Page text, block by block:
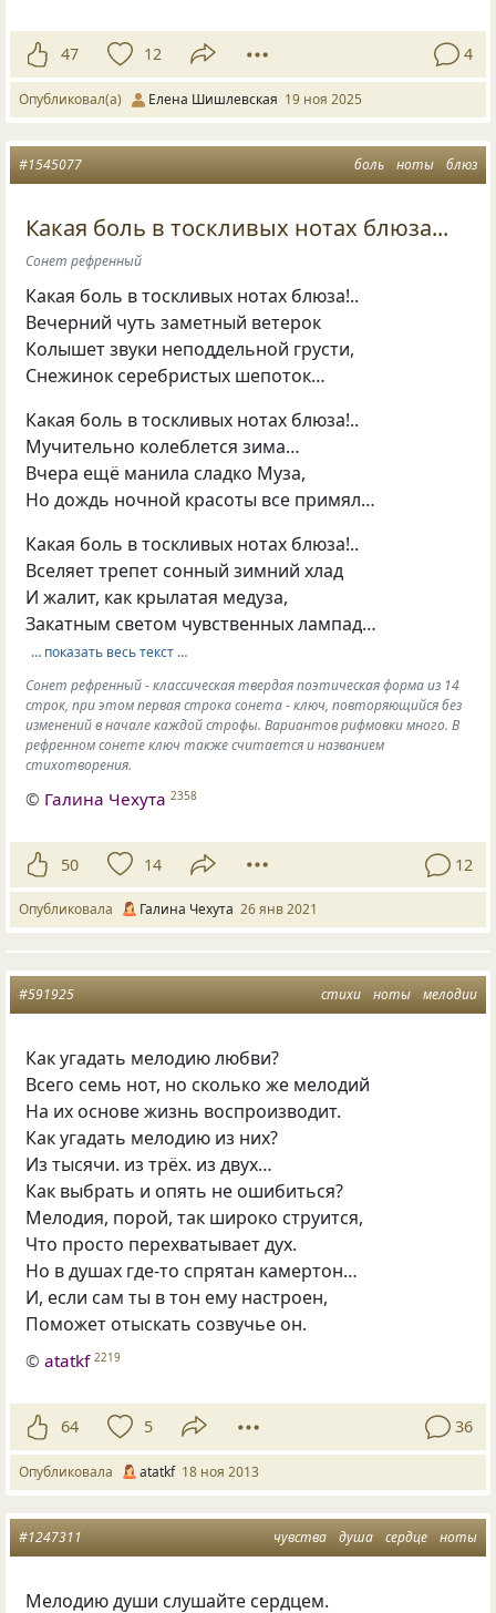
47 12 4
Опубликовал(а) Елена Шишлевская 19 ноя 2025
боль ноты блюз
#1545077
Какая боль в тоскливых нотах блюза...
Сонет рефренный
Какая боль в тоскливых нотах блюза!..
Вечерний чуть заметный ветерок
Колышет звуки неподдельной грусти,
Снежинок серебристых шепоток…
Какая боль в тоскливых нотах блюза!..
Мучительно колеблется зима…
Вчера ещё манила сладко Муза,
Но дождь ночной красоты все примял…
Какая боль в тоскливых нотах блюза!..
Вселяет трепет сонный зимний хлад
И жалит, как крылатая медуза,
Закатным светом чувственных лампад…
… показать весь текст …
Сонет рефренный - классическая твердая поэтическая форма из 14
строк, при этом первая строка сонета - ключ, повторяющийся без
изменений в начале каждой строфы. Вариантов рифмовки много. В
рефренном сонете ключ также считается и названием
стихотворения.
© Галина Чехута 2358
50 14 12
Опубликовала Галина Чехута 26 янв 2021
стихи ноты мелодии
#591925
Как угадать мелодию любви?
Всего семь нот, но сколько же мелодий
На их основе жизнь воспроизводит.
Как угадать мелодию из них?
Из тысячи. из трёх. из двух…
Как выбрать и опять не ошибиться?
Мелодия, порой, так широко струится,
Что просто перехватывает дух.
Но в душах где-то спрятан камертон…
И, если сам ты в тон ему настроен,
Поможет отыскать созвучье он.
©atatkf 2219
64 5 36
Опубликовала atatkf 18 ноя 2013
чувства душа сердце ноты
#1247311
Мелодию души слушайте сердцем.